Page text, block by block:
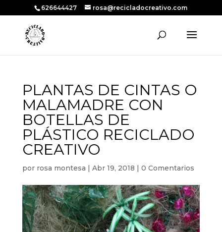
626644427 rosa@recicladocreativo.com
PLANTAS DE CINTAS O
MALAMADRE CON
BOTELLAS DE
PLÁSTICO RECICLADO
CREATIVO
por rosa montesa | Abr 19, 2018 | 0 Comentarios